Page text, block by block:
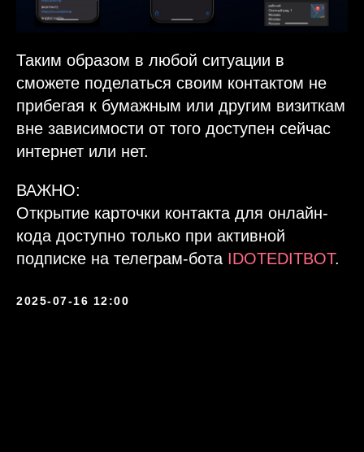
Таким образом в любой ситуации в
сможете поделаться своим контактом не
прибегая к бумажным или другим визиткам
вне зависимости от того доступен сейчас
интернет или нет.
ВАЖНО:
Открытие карточки контакта для онлайн-
кода доступно только при активной
подписке на телеграм-бота IDOTEDITBOT.
2025-07-16 12:00